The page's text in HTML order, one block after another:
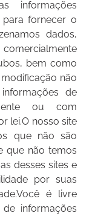
informações
fornecer o
dados,
bem como
não
de
ou com
lei.O nosso site
que não são
que não temos
desses sites e
por suas
é livre
informações